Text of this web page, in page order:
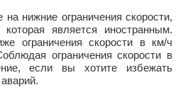
нижние ограничения скорости,
является иностранным.
ограничения скорости в км/ч
ограничения скорости в
если вы хотите избежать